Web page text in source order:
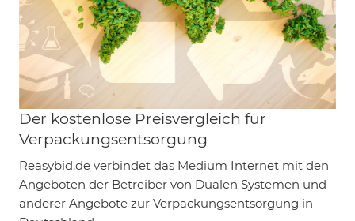
Der kostenlose Preisvergleich für
Verpackungsentsorgung
Reasybid.de verbindet das Medium Internet mit den
Angeboten der Betreiber von Dualen Systemen und
anderer Angebote zur Verpackungsentsorgung in